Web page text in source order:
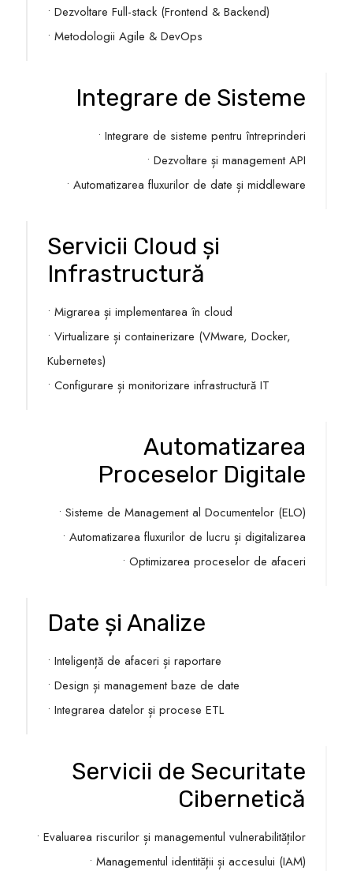
• Dezvoltare Full-stack (Frontend & Backend)
• Metodologii Agile & DevOps
Integrare de Sisteme
• Integrare de sisteme pentru întreprinderi
• Dezvoltare și management API
• Automatizarea fluxurilor de date și middleware
Servicii Cloud și
Infrastructură
• Migrarea și implementarea în cloud
• Virtualizare și containerizare (VMware, Docker,
Kubernetes)
• Configurare și monitorizare infrastructură IT
Automatizarea
Proceselor Digitale
• Sisteme de Management al Documentelor (ELO)
• Automatizarea fluxurilor de lucru și digitalizarea
• Optimizarea proceselor de afaceri
Date și Analize
• Inteligență de afaceri și raportare
• Design și management baze de date
• Integrarea datelor și procese ETL
Servicii de Securitate
Cibernetică
• Evaluarea riscurilor și managementul vulnerabilităților
• Managementul identității și accesului (IAM)